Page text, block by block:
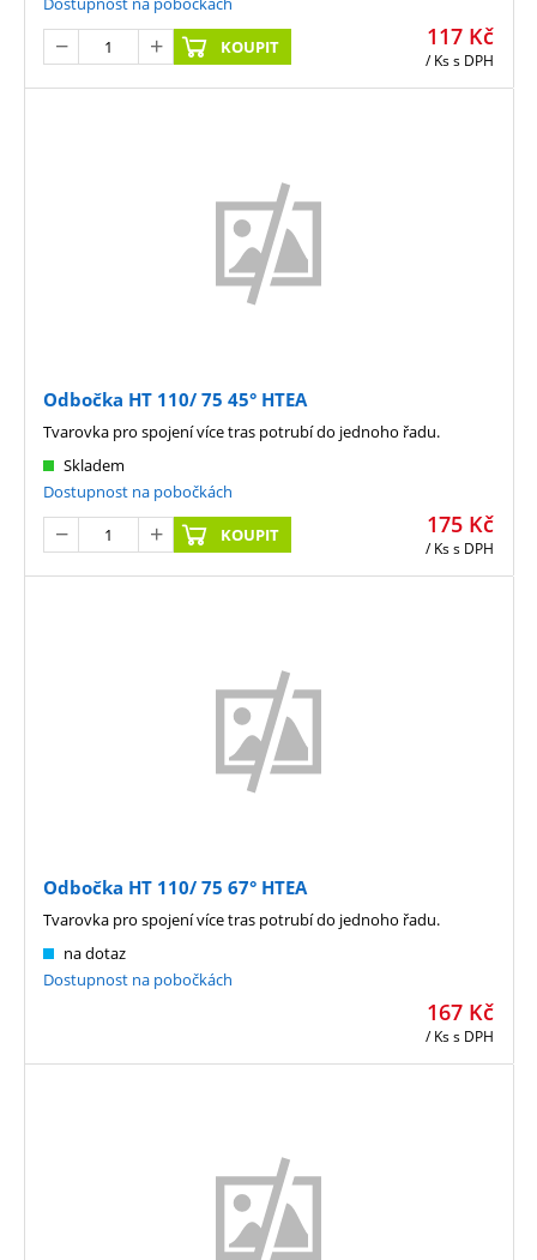
117 Kč
/ Kss DPH
KOUPIT
Odbočka HT 110/ 75 45° HTEA
175 Kč
/ Kss DPH
Skladem
Dostupnost na pobočkách
KOUPIT
Tvarovka pro spojení více tras potrubí do jednoho řadu.
Odbočka HT 110/ 75 67° HTEA
167 Kč
/ Kss DPH
na dotaz
Dostupnost na pobočkách
Tvarovka pro spojení více tras potrubí do jednoho řadu.